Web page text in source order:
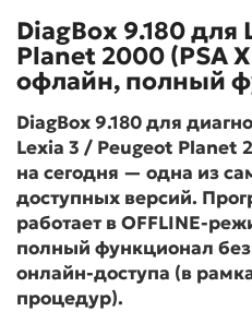
DiagBox 9.180 для
Planet 2000 (PSA
офлайн, полный
DiagBox 9.180 для
Lexia 3 / Peugeot Planet
на сегодня — одна из
доступных версий.
работает в OFFLINE-
полный функционал
онлайн-доступа (в
процедур).